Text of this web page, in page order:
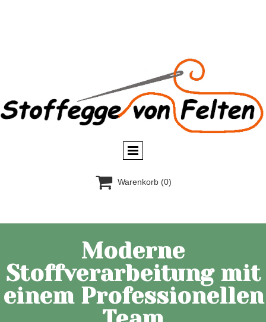
 Warenkorb (0)
Moderne
Stoffverarbeitung mit
einem Professionellen